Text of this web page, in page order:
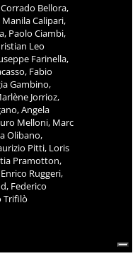
Bellora,
Calipari,
Paolo Ciambi,
Leo
Farinella,
Fabio
Gambino,
Jorrioz,
Angela
Melloni, Marc
Olibano,
Pitti, Loris
Pramotton,
Ruggeri,
Federico
Trifilò